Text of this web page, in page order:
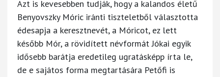
Azt is kevesebben tudják, hogy a kalandos életű
Benyovszky Móric iránti tiszteletből választotta
édesapja a keresztnevét, a Móricot, ez lett
később Mór, a rövidített névformát Jókai egyik
idősebb barátja eredetileg ugratásképp írta le,
de e sajátos forma megtartására Petőfi is